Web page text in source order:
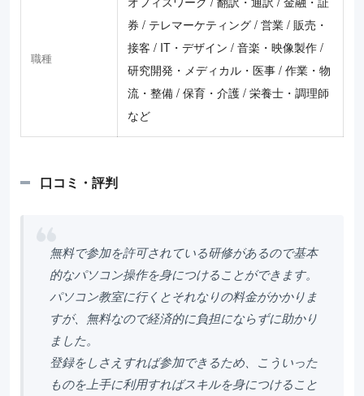
職種
券 / テレマーケティング / 営業 / 販売・
接客 / IT・デザイン / 音楽・映像製作 /
研究開発・メディカル・医事 / 作業・物
流・整備 / 保育・介護 / 栄養士・調理師
など
口コミ・評判
無料で参加を許可されている研修があるので基本
的なパソコン操作を身につけることができます。
パソコン教室に行くとそれなりの料金がかかりま
すが、無料なので経済的に負担にならずに助かり
ました。
登録をしさえすれば参加できるため、こういった
ものを上手に利用すればスキルを身につけること